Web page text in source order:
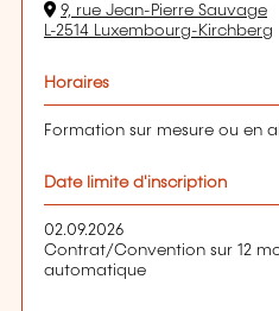
9, rue Jean-Pierre Sauvage
L-2514 Luxembourg-Kirchberg
Horaires
Formation sur mesure ou en
Date limite d'inscription
02.09.2026
Contrat/Convention sur 12
automatique